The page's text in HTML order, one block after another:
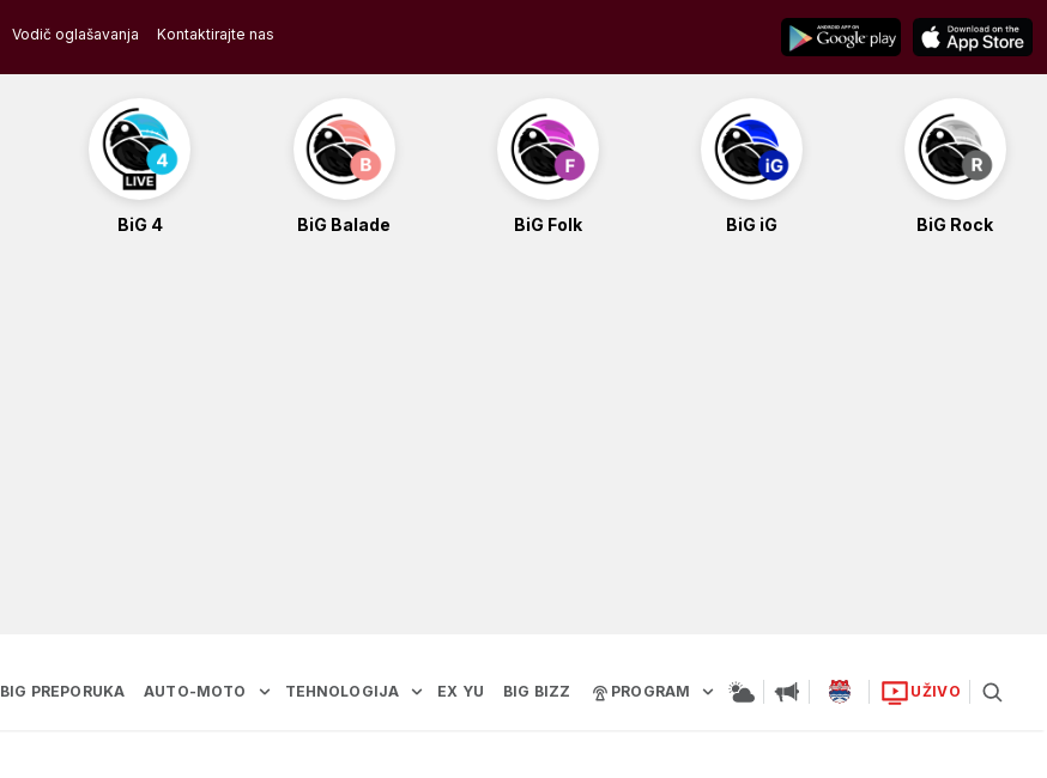
Vodič oglašavanja Kontaktirajte nas
BiG 4 BiG Balade BiG Folk BiG iG BiG Rock
BIG PREPORUKA AUTO-MOTO TEHNOLOGIJA EX YU BIG BIZZ PROGRAM UŽIVO